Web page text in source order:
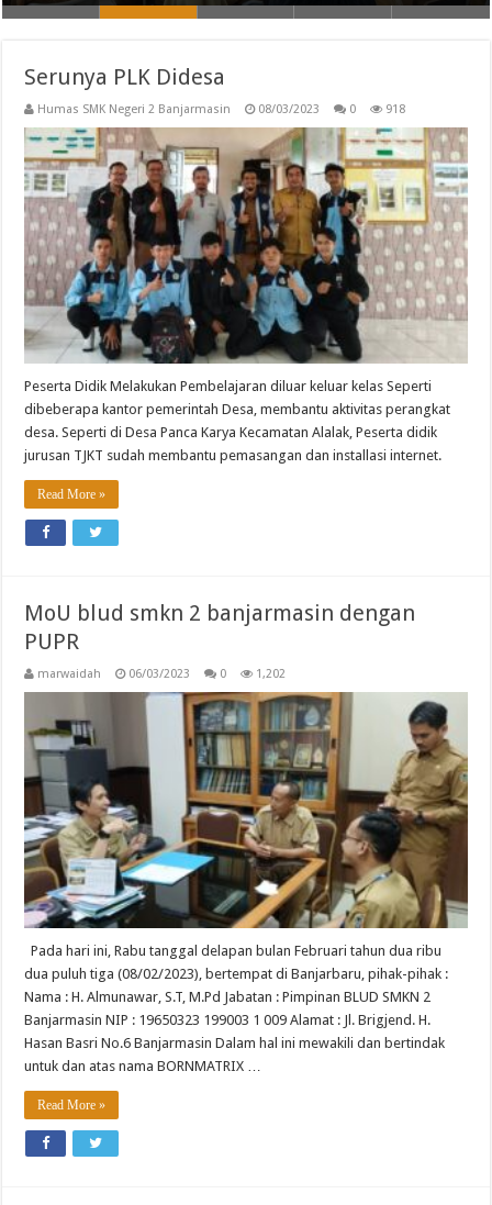
Serunya PLK Didesa
Humas SMK Negeri 2 Banjarmasin 08/03/2023 0 918
Peserta Didik Melakukan Pembelajaran diluar keluar kelas Seperti
dibeberapa kantor pemerintah Desa, membantu aktivitas perangkat
desa. Seperti di Desa Panca Karya Kecamatan Alalak, Peserta didik
jurusan TJKT sudah membantu pemasangan dan installasi internet.
Read More »
MoU blud smkn 2 banjarmasin dengan
PUPR
marwaidah 06/03/2023 0 1,202
Pada hari ini, Rabu tanggal delapan bulan Februari tahun dua ribu
dua puluh tiga (08/02/2023), bertempat di Banjarbaru, pihak-pihak :
Nama : H. Almunawar, S.T, M.Pd Jabatan : Pimpinan BLUD SMKN 2
Banjarmasin NIP : 19650323 199003 1 009 Alamat : Jl. Brigjend. H.
Hasan Basri No.6 Banjarmasin Dalam hal ini mewakili dan bertindak
untuk dan atas nama BORNMATRIX …
Read More »